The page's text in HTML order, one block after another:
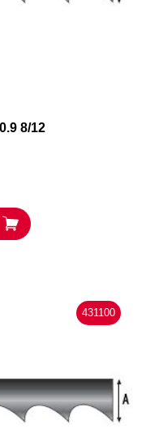
8/12
431100